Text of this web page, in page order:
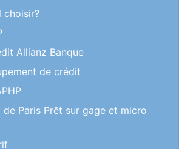
choisir?
Allianz Banque
de crédit
Paris Prêt sur gage et micro